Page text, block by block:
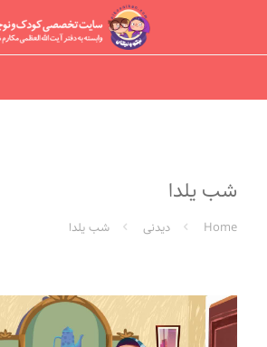
شب یلدا
Home دیدنی شب یلدا